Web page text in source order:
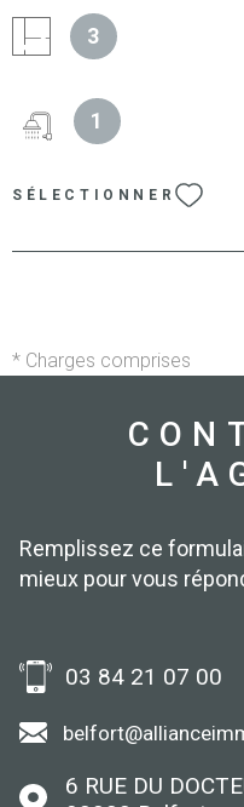
parking sont à disposition.
Entrée / Couloir : 17.82m2
: 19.40m2 - Chambre 1 :
de bain + WC : 9.94m2
sont disponibles sur le site
3
1
SÉLECTIONNER
* Charges comprises
Remplissez ce
mieux pour vous
03 84 21 07 00
6 RUE DU